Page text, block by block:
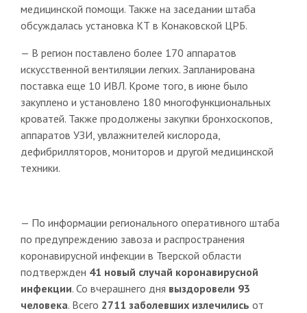
медицинской помощи. Также на заседании штаба
обсуждалась установка КТ в Конаковской ЦРБ.
— В регион поставлено более 170 аппаратов
искусственной вентиляции легких. Запланирована
поставка еще 10 ИВЛ. Кроме того, в июне было
закуплено и установлено 180 многофункциональных
кроватей. Также продолжены закупки бронхоскопов,
аппаратов УЗИ, увлажнителей кислорода,
дефибрилляторов, мониторов и другой медицинской
техники.
— По информации регионального оперативного штаба
по предупреждению завоза и распространения
коронавирусной инфекции в Тверской области
подтвержден 41 новый случай коронавирусной
инфекции. Со вчерашнего дня выздоровели 93
человека. Всего 2711 заболевших излечились от